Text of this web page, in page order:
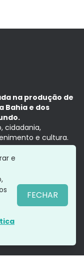
na produção de
Bahia e dos
cidadania,
e cultura.
tempo presente,
e
FECHAR